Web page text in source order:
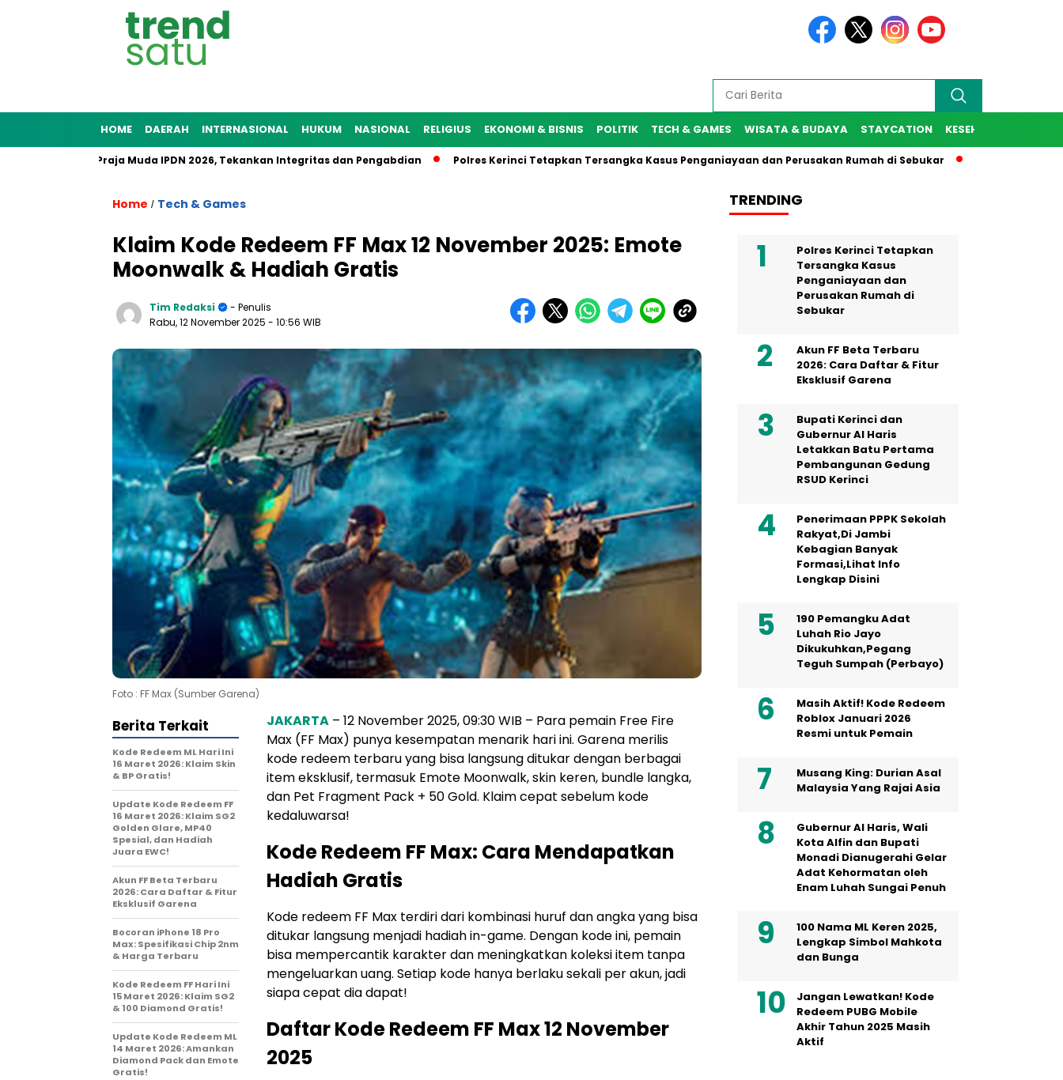
HOME DAERAH INTERNASIONAL HUKUM NASIONAL RELIGIUS EKONOMI & BISNIS POLITIK TECH & GAMES WISATA & BUDAYA STAYCATION KESEHATAN
Praja Muda IPDN 2026, Tekankan Integritas dan Pengabdian Polres Kerinci Tetapkan Tersangka Kasus Penganiayaan dan Perusakan Rumah di Sebukar Jaksa Agung Resmi
Home / Tech & Games
Klaim Kode Redeem FF Max 12 November 2025: Emote
Moonwalk & Hadiah Gratis
Tim Redaksi
- Penulis
Rabu, 12 November 2025 - 10:56 WIB
Foto : FF Max (Sumber Garena)
JAKARTA – 12 November 2025, 09:30 WIB – Para pemain Free Fire
Max (FF Max) punya kesempatan menarik hari ini. Garena merilis
kode redeem terbaru yang bisa langsung ditukar dengan berbagai
item eksklusif, termasuk Emote Moonwalk, skin keren, bundle langka,
dan Pet Fragment Pack + 50 Gold. Klaim cepat sebelum kode
kedaluwarsa!
Kode Redeem FF Max: Cara Mendapatkan
Hadiah Gratis
Kode redeem FF Max terdiri dari kombinasi huruf dan angka yang bisa
ditukar langsung menjadi hadiah in-game. Dengan kode ini, pemain
bisa mempercantik karakter dan meningkatkan koleksi item tanpa
mengeluarkan uang. Setiap kode hanya berlaku sekali per akun, jadi
siapa cepat dia dapat!
Daftar Kode Redeem FF Max 12 November
2025
Berita Terkait
Kode Redeem ML Hari Ini
16 Maret 2026: Klaim Skin
& BP Gratis!
Update Kode Redeem FF
16 Maret 2026: Klaim SG2
Golden Glare, MP40
Spesial, dan Hadiah
Juara EWC!
Akun FF Beta Terbaru
2026: Cara Daftar & Fitur
Eksklusif Garena
Bocoran iPhone 18 Pro
Max: Spesifikasi Chip 2nm
& Harga Terbaru
Kode Redeem FF Hari Ini
15 Maret 2026: Klaim SG2
& 100 Diamond Gratis!
Update Kode Redeem ML
14 Maret 2026: Amankan
Diamond Pack dan Emote
Gratis!
TRENDING
Polres Kerinci Tetapkan
Tersangka Kasus
Penganiayaan dan
Perusakan Rumah di
Sebukar
Akun FF Beta Terbaru
2026: Cara Daftar & Fitur
Eksklusif Garena
Bupati Kerinci dan
Gubernur Al Haris
Letakkan Batu Pertama
Pembangunan Gedung
RSUD Kerinci
Penerimaan PPPK Sekolah
Rakyat,Di Jambi
Kebagian Banyak
Formasi,Lihat Info
Lengkap Disini
190 Pemangku Adat
Luhah Rio Jayo
Dikukuhkan,Pegang
Teguh Sumpah (Perbayo)
Masih Aktif! Kode Redeem
Roblox Januari 2026
Resmi untuk Pemain
Musang King: Durian Asal
Malaysia Yang Rajai Asia
Gubernur Al Haris, Wali
Kota Alfin dan Bupati
Monadi Dianugerahi Gelar
Adat Kehormatan oleh
Enam Luhah Sungai Penuh
100 Nama ML Keren 2025,
Lengkap Simbol Mahkota
dan Bunga
Jangan Lewatkan! Kode
Redeem PUBG Mobile
Akhir Tahun 2025 Masih
Aktif